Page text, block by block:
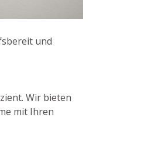
und
Wir bieten
mit Ihren